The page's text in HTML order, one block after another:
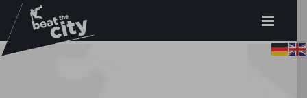
Zum
Inhalt
springen